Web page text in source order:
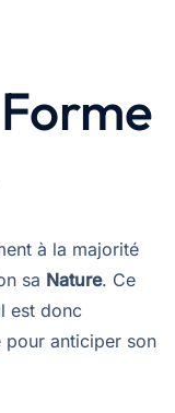
à la majorité
sa Nature. Ce
est donc
pour anticiper son